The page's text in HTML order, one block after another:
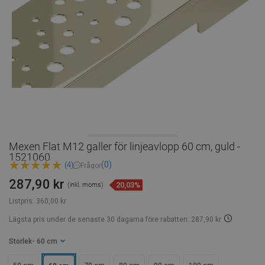
Mexen Flat M12 galler för linjeavlopp 60 cm, guld -
1521060
(4) Frågor(0)
Listpris: 360,00 kr
287,90 kr (inkl. moms) 20,03%
Lägsta pris under de senaste 30 dagarna före rabatten: 287,90 kr
Storlek - 60 cm